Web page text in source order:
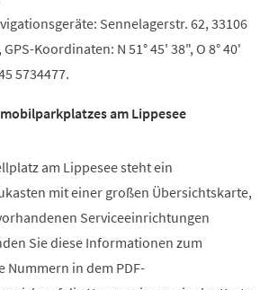
Sennelagerstr. 62, 33106
Koordinaten: N 51° 45' 38", O 8° 40'
5734477.
am Lippesee
am Lippesee steht ein
mit einer großen Übersichtskarte,
Serviceeinrichtungen
Sie diese Informationen zum
Nummern in dem PDF-